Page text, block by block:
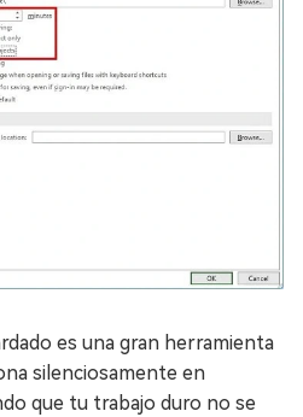
es una gran herramienta
silenciosamente en
que tu trabajo duro no se